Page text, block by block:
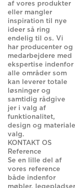
af vores produkter
eller mangler
inspiration til nye
ideer så ring
endelig til os. Vi
har producenter og
medarbejdere med
ekspertise indenfor
alle områder som
kan leverer totale
løsninger og
samtidig rådgive
jer i valg af
funktionalitet,
design og materiale
valg.
KONTAKT OS
Reference
Se en lille del af
vores reference
både indenfor